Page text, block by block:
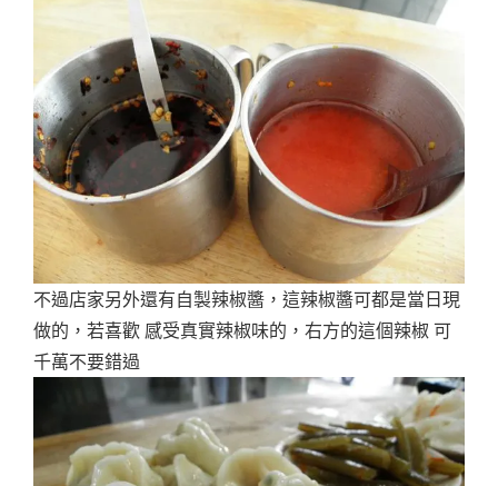
不過店家另外還有自製辣椒醬，這辣椒醬可都是當日現
做的，若喜歡 感受真實辣椒味的，右方的這個辣椒 可
千萬不要錯過